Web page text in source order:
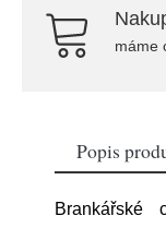
máme
Popis
Brankářské